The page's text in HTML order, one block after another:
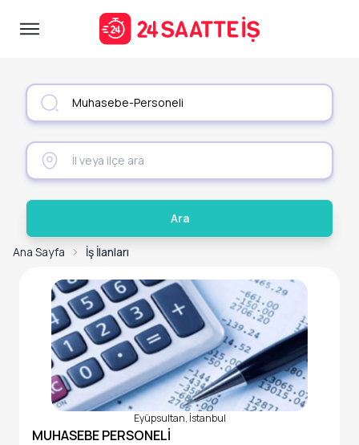
Ara
Ana Sayfa İş İlanları
Eyüpsultan, İstanbul
MUHASEBE PERSONELİ